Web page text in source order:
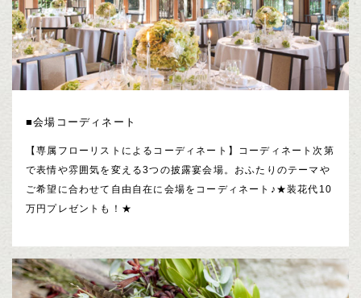
■会場コーディネート
【専属フローリストによるコーディネート】コーディネート次第
で表情や雰囲気を変える3つの披露宴会場。おふたりのテーマや
ご希望に合わせて自由自在に会場をコーディネート♪★装花代10
万円プレゼントも！★